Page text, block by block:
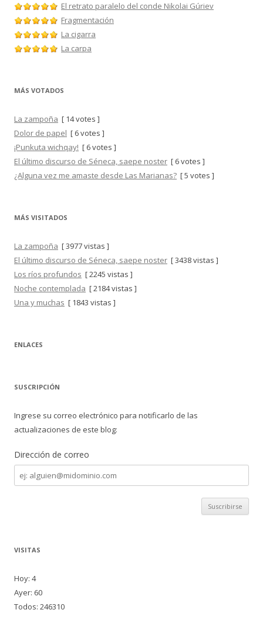
El retrato paralelo del conde Nikolai Gúriev
Fragmentación
La cigarra
La carpa
MÁS VOTADOS
La zampoña [ 14 votes ]
Dolor de papel [ 6 votes ]
¡Punkuta wichqay! [ 6 votes ]
El último discurso de Séneca, saepe noster [ 6 votes ]
¿Alguna vez me amaste desde Las Marianas? [ 5 votes ]
MÁS VISITADOS
La zampoña [ 3977 vistas ]
El último discurso de Séneca, saepe noster [ 3438 vistas ]
Los ríos profundos [ 2245 vistas ]
Noche contemplada [ 2184 vistas ]
Una y muchas [ 1843 vistas ]
ENLACES
SUSCRIPCIÓN
Ingrese su correo electrónico para notificarlo de las
actualizaciones de este blog:
Dirección de correo
Dirección
de
correo
VISITAS
Hoy: 4
Ayer: 60
Todos: 246310